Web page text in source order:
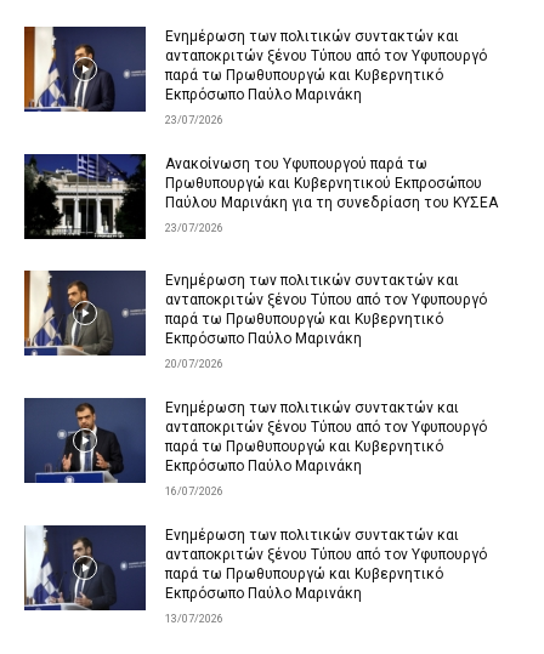
Ενημέρωση των πολιτικών συντακτών και
ανταποκριτών ξένου Τύπου από τον Υφυπουργό
παρά τω Πρωθυπουργώ και Κυβερνητικό
Εκπρόσωπο Παύλο Μαρινάκη
23/07/2026
Ανακοίνωση του Υφυπουργού παρά τω
Πρωθυπουργώ και Κυβερνητικού Εκπροσώπου
Παύλου Μαρινάκη για τη συνεδρίαση του ΚΥΣΕΑ
23/07/2026
Ενημέρωση των πολιτικών συντακτών και
ανταποκριτών ξένου Τύπου από τον Υφυπουργό
παρά τω Πρωθυπουργώ και Κυβερνητικό
Εκπρόσωπο Παύλο Μαρινάκη
20/07/2026
Ενημέρωση των πολιτικών συντακτών και
ανταποκριτών ξένου Τύπου από τον Υφυπουργό
παρά τω Πρωθυπουργώ και Κυβερνητικό
Εκπρόσωπο Παύλο Μαρινάκη
16/07/2026
Ενημέρωση των πολιτικών συντακτών και
ανταποκριτών ξένου Τύπου από τον Υφυπουργό
παρά τω Πρωθυπουργώ και Κυβερνητικό
Εκπρόσωπο Παύλο Μαρινάκη
13/07/2026